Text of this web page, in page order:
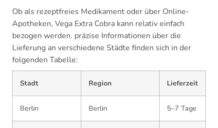
Ob als rezeptfreies Medikament oder über Online-
Apotheken, Vega Extra Cobra kann relativ einfach
bezogen werden. präzise Informationen über die
Lieferung an verschiedene Städte finden sich in der
folgenden Tabelle:
Stadt Region Lieferzeit
Berlin Berlin 5–7 Tage